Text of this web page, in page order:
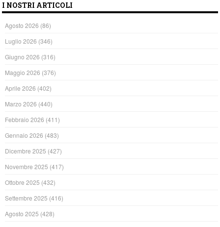
I NOSTRI ARTICOLI
Agosto 2026 (86)
Luglio 2026 (346)
Giugno 2026 (316)
Maggio 2026 (376)
Aprile 2026 (402)
Marzo 2026 (440)
Febbraio 2026 (411)
Gennaio 2026 (483)
Dicembre 2025 (427)
Novembre 2025 (417)
Ottobre 2025 (432)
Settembre 2025 (416)
Agosto 2025 (428)